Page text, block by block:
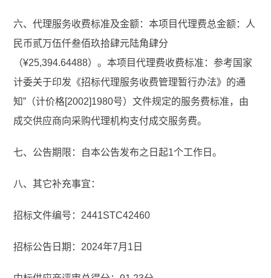
六、代理服务收费标准及金额：本项目代理费总金额：人
民币贰万伍仟叁佰玖拾肆元陆角肆分
（¥25,394.64488）。本项目代理费收费标准：参考国家
计委关于印发《招标代理服务收费管理暂行办法》的通
知”（计价格[2002]1980号）文件规定的服务费标准，由
成交供应商向采购代理机构支付成交服务费。
七、公告期限：自本公告发布之日起1个工作日。
八、其它补充事宜：
招标文件编号：2441STC42460
招标公告日期：2024年7月1日